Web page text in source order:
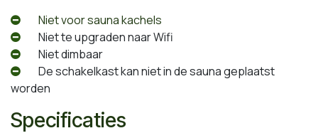
​Niet voor sauna kachels
​Niet te upgraden naar Wifi
​Niet dimbaar
​De schakelkast kan niet in de sauna geplaatst
worden
Specificaties